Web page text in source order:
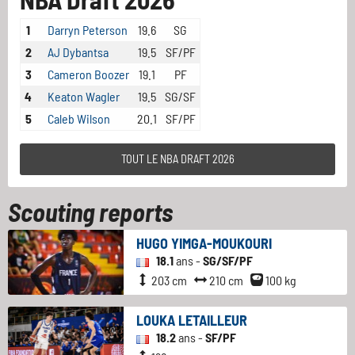
1 Darryn Peterson 19.6
SG
2
AJ Dybantsa 19.5
SF/PF
3
Cameron Boozer 19.1
PF
4
Keaton Wagler 19.5 SG/SF
5
Caleb Wilson 20.1 SF/PF
TOUT LE NBA DRAFT 2026
Scouting reports
HUGO YIMGA-MOUKOURI
18.1ans - SG/SF/PF
203 cm
210 cm 100 kg
LOUKA LETAILLEUR
18.2ans - SF/PF